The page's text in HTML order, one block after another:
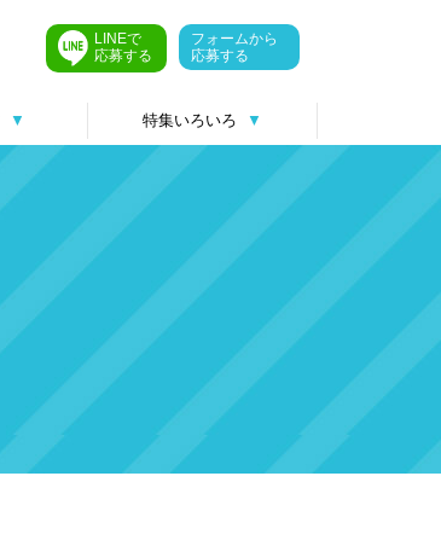
LINEで
応募する
フォームから
応募する
▼ 特集いろいろ ▼